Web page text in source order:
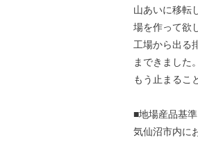
山あいに移転
場を作って欲
工場から出る
まできました。
もう止まるこ
■地場産品基準
気仙沼市内に